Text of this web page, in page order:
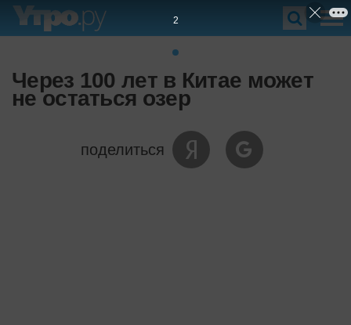
Через 100 лет в Китае может
не остаться озер
поделиться
1